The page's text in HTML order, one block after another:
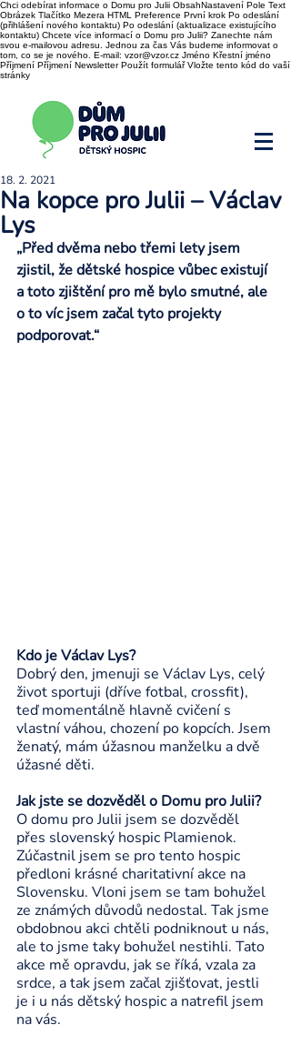
Chci odebírat informace o Domu pro Julii ObsahNastavení Pole Text
Obrázek Tlačítko Mezera HTML Preference První krok Po odeslání
(přihlášení nového kontaktu) Po odeslání (aktualizace existujícího
kontaktu) Chcete více informací o Domu pro Julii? Zanechte nám
svou e-mailovou adresu. Jednou za čas Vás budeme informovat o
tom, co se je nového. E-mail: vzor@vzor.cz Jméno Křestní jméno
Příjmení Příjmení Newsletter Použít formulář Vložte tento kód do vaší
stránky
Na kopce pro Julii – Václav
Lys
18. 2. 2021
„Před dvěma nebo třemi lety jsem
zjistil, že dětské hospice vůbec existují
a toto zjištění pro mě bylo smutné, ale
o to víc jsem začal tyto projekty
podporovat.“
Kdo je Václav Lys?
Dobrý den, jmenuji se Václav Lys, celý
život sportuji (dříve fotbal, crossfit),
teď momentálně hlavně cvičení s
vlastní váhou, chození po kopcích. Jsem
ženatý, mám úžasnou manželku a dvě
úžasné děti.
Jak jste se dozvěděl o Domu pro Julii?
O domu pro Julii jsem se dozvěděl
přes slovenský hospic Plamienok.
Zúčastnil jsem se pro tento hospic
předloni krásné charitativní akce na
Slovensku. Vloni jsem se tam bohužel
ze známých důvodů nedostal. Tak jsme
obdobnou akci chtěli podniknout u nás,
ale to jsme taky bohužel nestihli. Tato
akce mě opravdu, jak se říká, vzala za
srdce, a tak jsem začal zjišťovat, jestli
je i u nás dětský hospic a natrefil jsem
na vás.